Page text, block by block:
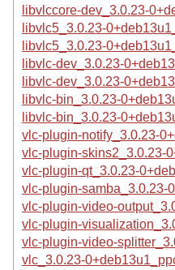
libvlccore-dev_3.0.23-
libvlc5_3.0.23-
libvlc5_3.0.23-
libvlc-dev_3.0.23-
libvlc-dev_3.0.23-
libvlc-bin_3.0.23-
libvlc-bin_3.0.23-
vlc-plugin-notify_3.0.23-
vlc-plugin-skins2_3.0.23-
vlc-plugin-qt_3.0.23-
vlc-plugin-samba_3.0.23-
vlc-plugin-video-
vlc-plugin-
vlc-plugin-video-
vlc_3.0.23-